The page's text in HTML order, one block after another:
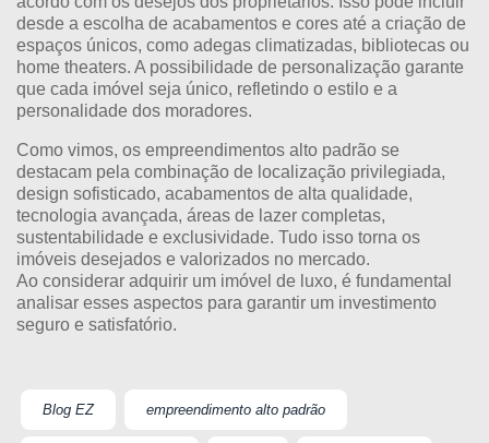
desde a escolha de acabamentos e cores até a criação de
espaços únicos, como adegas climatizadas, bibliotecas ou
home theaters. A possibilidade de personalização garante
que cada imóvel seja único, refletindo o estilo e a
personalidade dos moradores.
Como vimos, os empreendimentos alto padrão se
destacam pela combinação de localização privilegiada,
design sofisticado, acabamentos de alta qualidade,
tecnologia avançada, áreas de lazer completas,
sustentabilidade e exclusividade. Tudo isso torna os
imóveis desejados e valorizados no mercado.
Ao considerar adquirir um imóvel de luxo, é fundamental
analisar esses aspectos para garantir um investimento
seguro e satisfatório.
Blog EZ empreendimento alto padrão